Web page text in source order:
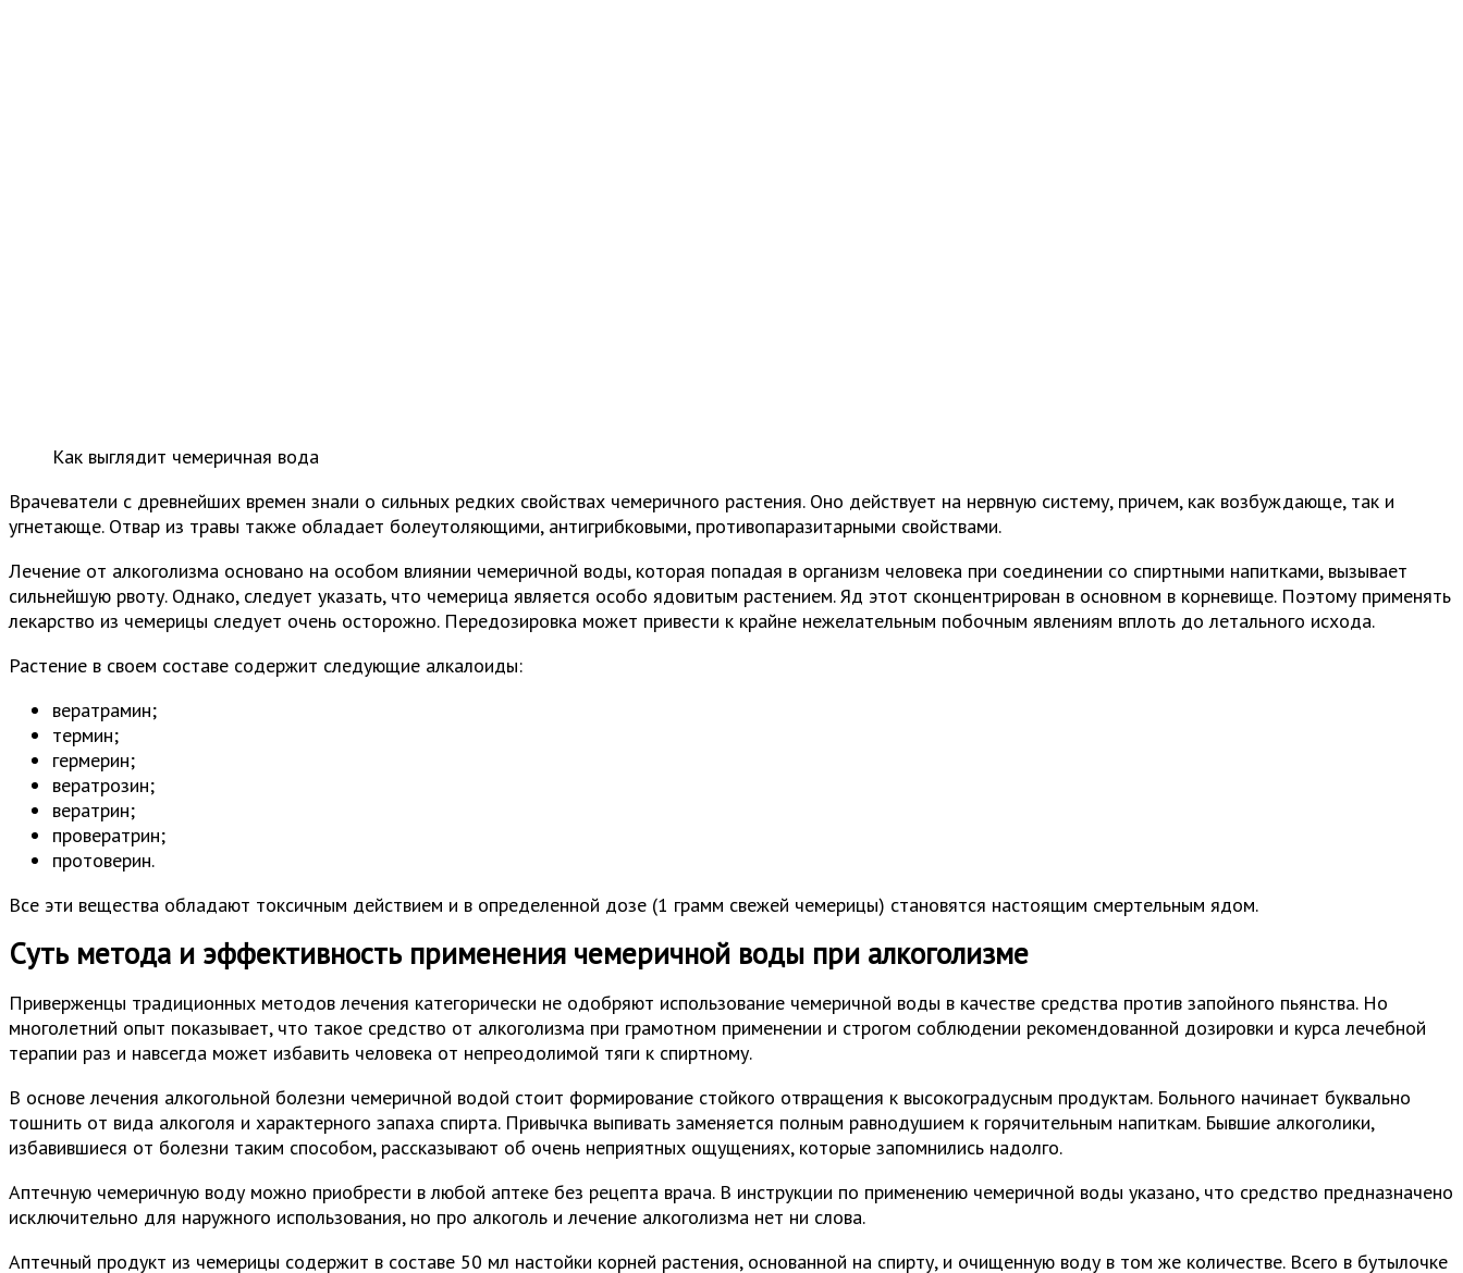
Как выглядит чемеричная вода
Врачеватели с древнейших времен знали о сильных редких свойствах чемеричного растения. Оно действует на нервную систему, причем, как возбуждающе, так и
угнетающе. Отвар из травы также обладает болеутоляющими, антигрибковыми, противопаразитарными свойствами.
Лечение от алкоголизма основано на особом влиянии чемеричной воды, которая попадая в организм человека при соединении со спиртными напитками, вызывает
сильнейшую рвоту. Однако, следует указать, что чемерица является особо ядовитым растением. Яд этот сконцентрирован в основном в корневище. Поэтому применять
лекарство из чемерицы следует очень осторожно. Передозировка может привести к крайне нежелательным побочным явлениям вплоть до летального исхода.
Растение в своем составе содержит следующие алкалоиды:
вератрамин;
термин;
гермерин;
вератрозин;
вератрин;
провератрин;
протоверин.
Все эти вещества обладают токсичным действием и в определенной дозе (1 грамм свежей чемерицы) становятся настоящим смертельным ядом.
Суть метода и эффективность применения чемеричной воды при алкоголизме
Приверженцы традиционных методов лечения категорически не одобряют использование чемеричной воды в качестве средства против запойного пьянства. Но
многолетний опыт показывает, что такое средство от алкоголизма при грамотном применении и строгом соблюдении рекомендованной дозировки и курса лечебной
терапии раз и навсегда может избавить человека от непреодолимой тяги к спиртному.
В основе лечения алкогольной болезни чемеричной водой стоит формирование стойкого отвращения к высокоградусным продуктам. Больного начинает буквально
тошнить от вида алкоголя и характерного запаха спирта. Привычка выпивать заменяется полным равнодушием к горячительным напиткам. Бывшие алкоголики,
избавившиеся от болезни таким способом, рассказывают об очень неприятных ощущениях, которые запомнились надолго.
Аптечную чемеричную воду можно приобрести в любой аптеке без рецепта врача. В инструкции по применению чемеричной воды указано, что средство предназначено
исключительно для наружного использования, но про алкоголь и лечение алкоголизма нет ни слова.
Аптечный продукт из чемерицы содержит в составе 50 мл настойки корней растения, основанной на спирту, и очищенную воду в том же количестве. Всего в бутылочке